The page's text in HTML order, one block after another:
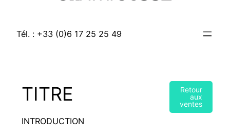
Tél. : +33 (0)6 17 25 25 49
TITRE
INTRODUCTION
Retour
aux
ventes